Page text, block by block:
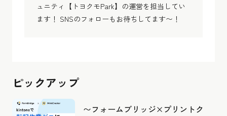
ュニティ【トヨクモPark】の運営を担当してい
ます！ SNSのフォローもお待ちしてます〜！
ピックアップ
〜フォームブリッジ×プリントク